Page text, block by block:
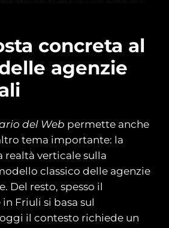
concreta al
agenzie
del Web permette anche
tema importante: la
realtà verticale sulla
classico delle agenzie
Del resto, spesso il
Friuli si basa sul
il contesto richiede un